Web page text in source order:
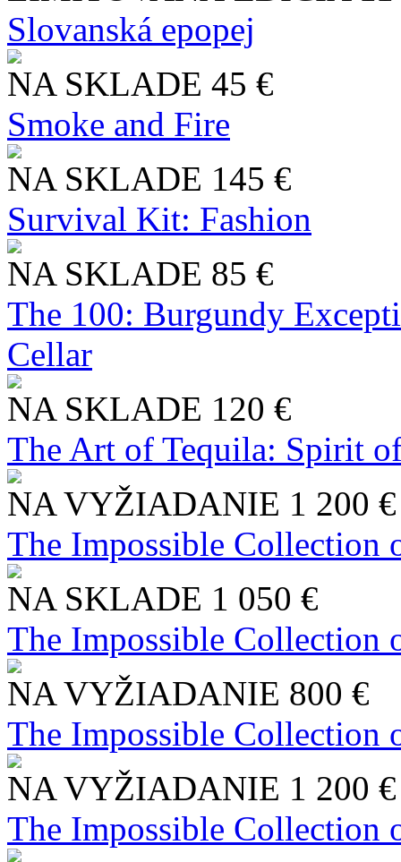
Slo​vanská epopej
NA SKLADE 45 €
Smoke and Fire
NA SKLADE 145 €
Survival Kit: Fashion
NA SKLADE 85 €
The 100: Burgundy
Cellar
NA SKLADE 120 €
The Art of Tequila: Spirit
NA VYŽIADANIE 1 200 €
The Impossible Collection
NA SKLADE 1 050 €
The Impossible Collection
NA VYŽIADANIE 800 €
The Impossible Collection
NA VYŽIADANIE 1 200 €
The Impossible Collection